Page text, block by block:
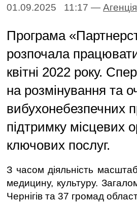
01.09.2025 11:17 — Агенцiя
Програма
розпочала
квітні 2022 року.
на розмінування та
вибухонебезпечних
підтримку місцевих
ключових послуг.
З часом діяльність
медицину, культуру.
Чернігів та 37 громад